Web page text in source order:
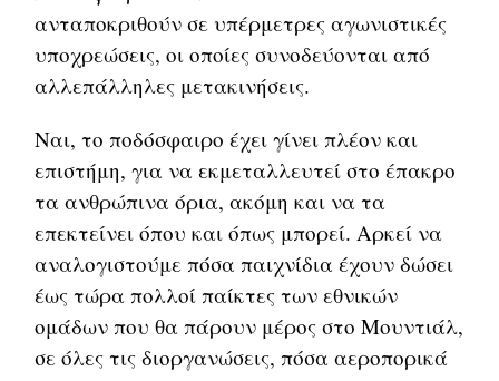
ανταποκριθούν σε υπέρμετρες αγωνιστικές
υποχρεώσεις, οι οποίες συνοδεύονται από
αλλεπάλληλες μετακινήσεις.
Ναι, το ποδόσφαιρο έχει γίνει πλέον και
επιστήμη, για να εκμεταλλευτεί στο έπακρο
τα ανθρώπινα όρια, ακόμη και να τα
επεκτείνει όπου και όπως μπορεί. Αρκεί να
αναλογιστούμε πόσα παιχνίδια έχουν δώσει
έως τώρα πολλοί παίκτες των εθνικών
ομάδων που θα πάρουν μέρος στο Μουντιάλ,
σε όλες τις διοργανώσεις, πόσα αεροπορικά